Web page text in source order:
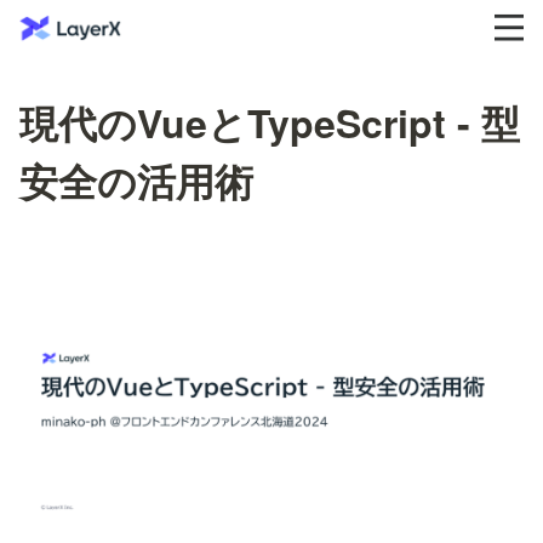
現代のVueとTypeScript - 型
安全の活用術